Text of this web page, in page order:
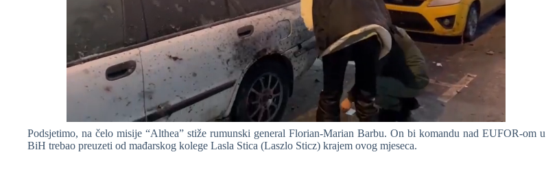
Podsjetimo, na čelo misije “Althea” stiže rumunski general Florian-Marian Barbu. On bi komandu nad EUFOR-om u
BiH trebao preuzeti od mađarskog kolege Lasla Stica (Laszlo Sticz) krajem ovog mjeseca.